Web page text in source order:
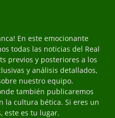
En este emocionante
todas las noticias del Real
previos y posteriores a los
y análisis detallados,
nuestro equipo.
también publicaremos
la cultura bética. Si eres un
este es tu lugar.